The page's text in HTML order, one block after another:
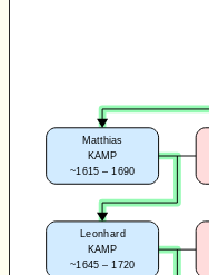
Leonhard
KAMP
~1645 – 1720
Matthias
KAMP
~1615 – 1690